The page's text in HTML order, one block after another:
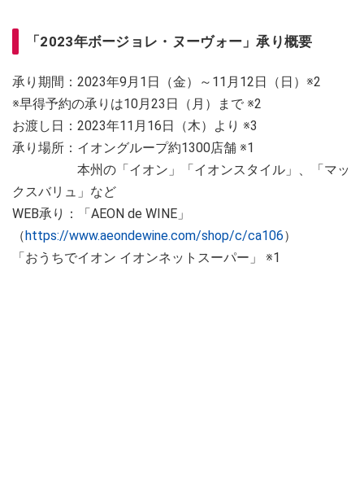
「2023年ボージョレ・ヌーヴォー」承り概要
承り期間：2023年9月1日（金）～11月12日（日）※2
※早得予約の承りは10月23日（月）まで ※2
お渡し日：2023年11月16日（木）より ※3
承り場所：イオングループ約1300店舗 ※1
本州の「イオン」「イオンスタイル」、「マッ
クスバリュ」など
WEB承り：「AEON de WINE」
（ https://www.aeondewine.com/shop/c/ca106）
「おうちでイオン イオンネットスーパー」 ※1